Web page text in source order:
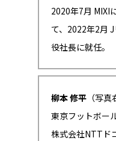
2020年7月 MIXI
て、2022年2月
役社長に就任。
柳本 修平 （写真
東京フットボー
株式会社NTTド